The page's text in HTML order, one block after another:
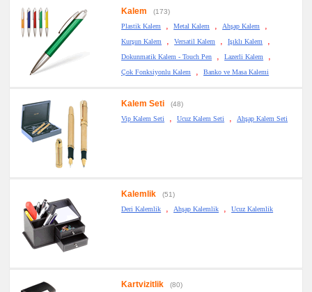
Kalem
(173)
Plastik Kalem
, Metal Kalem , Ahşap Kalem ,
Kurşun Kalem , Versatil Kalem , Işıklı Kalem ,
Dokunmatik Kalem - Touch Pen , Lazerli Kalem ,
Çok Fonksiyonlu Kalem , Banko ve Masa Kalemi
Kalem Seti
(48)
Vip Kalem Seti
, Ucuz Kalem Seti , Ahşap Kalem Seti
Kalemlik
(51)
Deri Kalemlik
, Ahşap Kalemlik , Ucuz Kalemlik
Kartvizitlik
(80)